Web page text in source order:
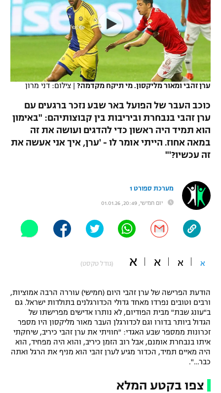
VOD
רץ ברשת
תוצאות
לוח שידורים
"מעל הליגה" – פודקאסט
"מחצית בשכונה" – פודקאסט
משתתפים וזוכים בפרסים
תקנון משתתפים וזוכים בפרסים
תקנון עבור פעילות אלקטרה
תקנון עבור פעילות ספורט 1 – "מרלן"
טניס
גיימינג E-Sports
נבחרת ישראל
מכבי חיפה
בית"ר ירושלים
מכבי תל אביב
הפועל תל אביב
הפועל חיפה
הפועל באר שבע
בני יהודה
ליגה ספרדית
ליגה איטלקית
ליגה צרפתית
ליגה טורקית
ליגה סינית
ליגות נוספות
כדורסל נשים
מכבי תל אביב
הפועל חולון
הפועל ירושלים
דני אבדיה
יורוליג
יורוקאפ
טניס
כדוריד
כדורעף
ג'ודו
אגרוף
UFC
היאבקות WWE
ספורט מוטורי
כדורמים
פוטבול אמריקאי NFL
בייסבול MLB
ספורט אתגרי ואקסטרים
אומנויות לחימה
ערן זהבי ומאור מליקסון. מי תיקח מקדמה? | צילום: דני מרון
כוכב העבר של הפועל באר שבע נזכר ברגעים עם
ערן זהבי בנבחרת וביריבות בין קבוצותיהם: "באימון
הוא תמיד היה ראשון כדי להדגים ועושה את זה
במאה אחוז. הייתי אומר לו - 'ערן, איך אני אעשה את
זה עכשיו?'"
מערכת ספורט 1
יום חמישי, 20:49, 01.01.26
א א א א (גודל טקסט)
הודעת הפרישה של ערן זהבי היום (חמישי) עוררה הרבה אמוציות,
ורבים וטובים נפרדו מאחד גדולי הכדורגלנים בתולדות ישראל. גם
ב"עונג שבת" מבית הפודיום, לא נותרו אדישים מפרישתו של
הגדול ביותר בדורו וגם לכדורגלן העבר מאור מליקסון היו מספר
זכרונות ממספר שבע האגדי: "חוויתי את ערן זהבי כיריב, שיחקתי
איתו בנבחרת אומנם, אבל רוב הזמן כיריב, והוא היה מפחיד, הוא
היה מאיים תמיד, הכדור מגיע לערן זהבי הוא מניף את הרגל ואתה
כבר…".
צפו בקטע המלא